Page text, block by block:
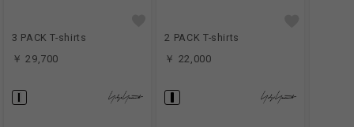
3 PACK T-shirts
￥ 29,700
2 PACK T-shirts
￥ 22,000